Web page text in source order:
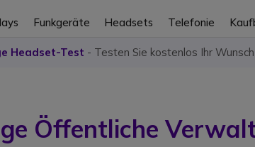
Funkgeräte Headsets Telefonie
Headset-Test - Testen Sie kostenlos Ihr
Öffentliche